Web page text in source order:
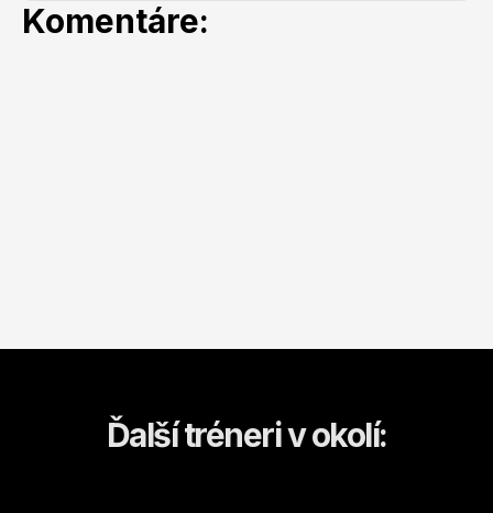
Komentáre:
Ďalší tréneri v okolí: